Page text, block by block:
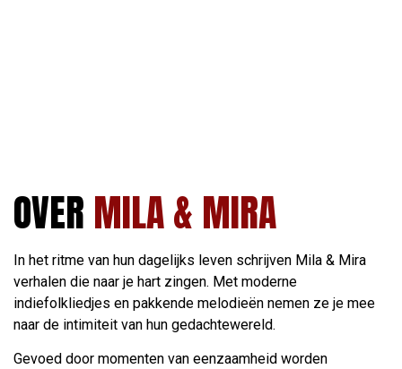
OVER MILA & MIRA
In het ritme van hun dagelijks leven schrijven Mila & Mira
verhalen die naar je hart zingen. Met moderne
indiefolkliedjes en pakkende melodieën nemen ze je mee
naar de intimiteit van hun gedachtewereld.
Gevoed door momenten van eenzaamheid worden